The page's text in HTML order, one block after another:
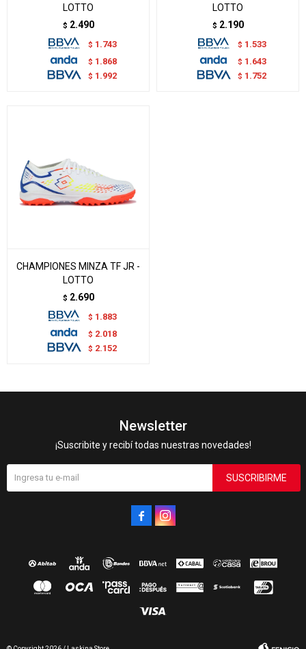
LOTTO
$ 2.490
$ 1.743
$ 1.868
$ 1.992
LOTTO
$ 2.190
$ 1.533
$ 1.643
$ 1.752
CHAMPIONES MINZA TF JR -
LOTTO
$ 2.690
$ 1.883
$ 2.018
$ 2.152
Newsletter
¡Suscribite y recibí todas nuestras novedades!
SUSCRIBIRME
 